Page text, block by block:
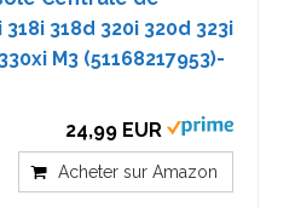
318d 320i 320d 323i
M3 (51168217953)-
24,99 EUR
Acheter sur Amazon